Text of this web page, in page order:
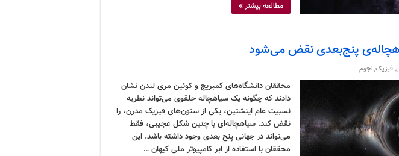
مطالعه بیشتر »
پنج‌بعدی نقض می‌شود
,فیزیک,نجوم
محققان دانشگاه‌های کمبریج و کوئین مری لندن نشان
دادند که چگونه یک سیاهچاله حلقوی می‌تواند نظریه
نسبیت عام اینشتین، یکی از ستون‌های فیزیک مدرن، را
نقض کند. سیاهچاله‌ای با چنین شکل عجیبی، فقط
می‌تواند در جهانی پنج بعدی وجود داشته باشد. این
محققان با استفاده از ابر کامپیوتر ملی کیهان …